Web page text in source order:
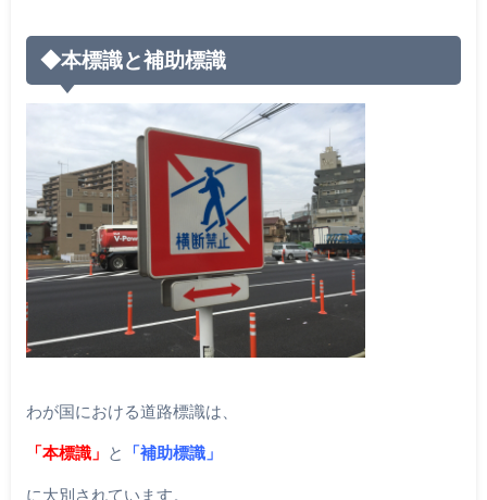
◆本標識と補助標識
わが国における道路標識は、
「本標識」 と 「補助標識」
に大別されています。